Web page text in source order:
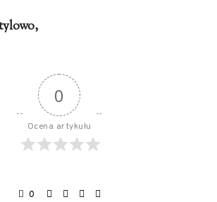
0
Ocena artykułu
0